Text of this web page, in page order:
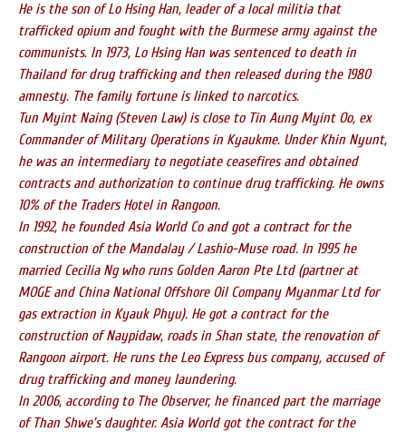
He is the son of Lo Hsing Han, leader of a local militia that
trafficked opium and fought with the Burmese army against the
communists. In 1973, Lo Hsing Han was sentenced to death in
Thailand for drug trafficking and then released during the 1980
amnesty. The family fortune is linked to narcotics.
Tun Myint Naing (Steven Law) is close to Tin Aung Myint Oo, ex
Commander of Military Operations in Kyaukme. Under Khin Nyunt,
he was an intermediary to negotiate ceasefires and obtained
contracts and authorization to continue drug trafficking. He owns
10% of the Traders Hotel in Rangoon.
In 1992, he founded Asia World Co and got a contract for the
construction of the Mandalay / Lashio-Muse road. In 1995 he
married Cecilia Ng who runs Golden Aaron Pte Ltd (partner at
MOGE and China National Offshore Oil Company Myanmar Ltd for
gas extraction in Kyauk Phyu). He got a contract for the
construction of Naypidaw, roads in Shan state, the renovation of
Rangoon airport. He runs the Leo Express bus company, accused of
drug trafficking and money laundering.
In 2006, according to The Observer, he financed part the marriage
of Than Shwe’s daughter. Asia World got the contract for the